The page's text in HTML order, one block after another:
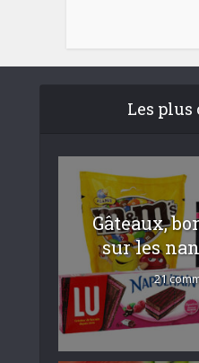
Les plus
Gâteaux,
sur les
21